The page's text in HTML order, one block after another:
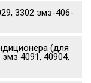
3302 змз-406-
(для
4091, 40904,